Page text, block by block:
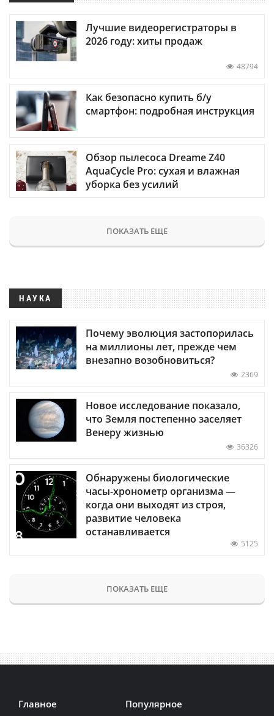
Лучшие видеорегистраторы в
2026 году: хиты продаж
48794
Как безопасно купить б/у
смартфон: подробная инструкция
Обзор пылесоса Dreame Z40
AquaCycle Pro: сухая и влажная
уборка без усилий
ПОКАЗАТЬ ЕЩЕ
НАУКА
Почему эволюция застопорилась
на миллионы лет, прежде чем
внезапно возобновиться?
2369
Новое исследование показало,
что Земля постепенно заселяет
Венеру жизнью
36326
Обнаружены биологические
часы-хронометр организма —
когда они выходят из строя,
развитие человека
останавливается
5125
ПОКАЗАТЬ ЕЩЕ
Главное Популярное